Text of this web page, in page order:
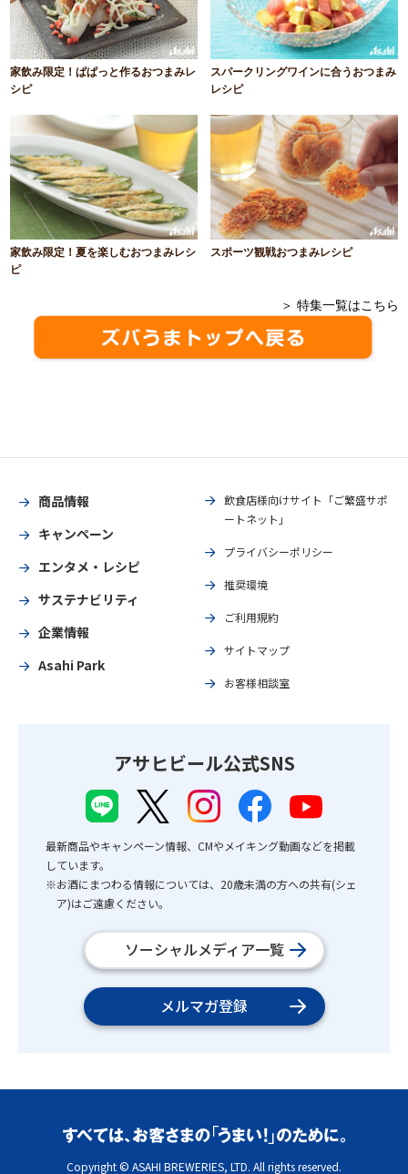
家飲み限定！ぱぱっと作るおつまみレ
シピ
スパークリングワインに合うおつまみ
レシピ
家飲み限定！夏を楽しむおつまみレシ
ピ
スポーツ観戦おつまみレシピ
＞ 特集一覧はこちら
商品情報
キャンペーン
エンタメ・レシピ
サステナビリティ
企業情報
Asahi Park
飲食店様向けサイト「ご繁盛サポ
ートネット」
プライバシーポリシー
推奨環境
ご利用規約
サイトマップ
お客様相談室
アサヒビール公式SNS
最新商品やキャンペーン情報、CMやメイキング動画などを掲載
しています。
※お酒にまつわる情報については、20歳未満の方への共有(シェ
ア)はご遠慮ください。
ソーシャルメディア一覧
メルマガ登録
Copyright © ASAHI BREWERIES, LTD. All rights reserved.